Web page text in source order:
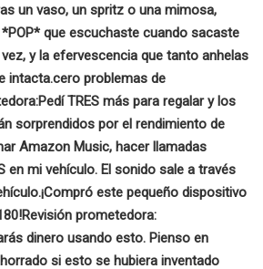
un vaso, un spritz o una mimosa,
que escuchaste cuando sacaste
y la efervescencia que tanto anhelas
intacta.cero problemas de
Pedí TRES más para regalar y los
sorprendidos por el rendimiento de
Amazon Music, hacer llamadas
en mi vehículo. El sonido sale a través
¡Compró este pequeño dispositivo
Revisión prometedora:
dinero usando esto. Pienso en
si esto se hubiera inventado